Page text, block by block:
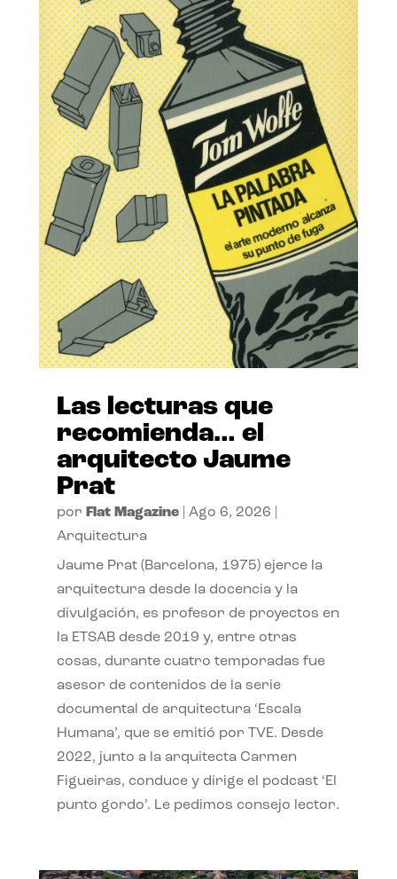
Las lecturas que
recomienda… el
arquitecto Jaume
Prat
por Flat Magazine| Ago 6, 2026
Arquitectura
Jaume Prat (Barcelona, 1975) ejerce la
arquitectura desde la docencia y la
divulgación, es profesor de proyectos en
la ETSAB desde 2019 y, entre otras
cosas, durante cuatro temporadas fue
asesor de contenidos de la serie
documental de arquitectura ‘Escala
Humana’, que se emitió por TVE. Desde
2022, junto a la arquitecta Carmen
Figueiras, conduce y dirige el podcast ‘El
punto gordo’. Le pedimos consejo lector.